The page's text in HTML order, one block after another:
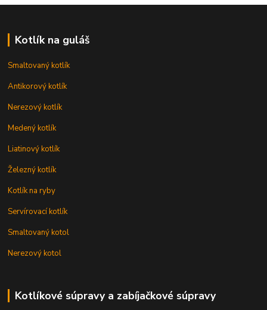
Kotlík na guláš
Smaltovaný kotlík
Antikorový kotlík
Nerezový kotlík
Medený kotlík
Liatinový kotlík
Železný kotlík
Kotlík na ryby
Servírovací kotlík
Smaltovaný kotol
Nerezový kotol
Kotlíkové súpravy a zabíjačkové súpravy